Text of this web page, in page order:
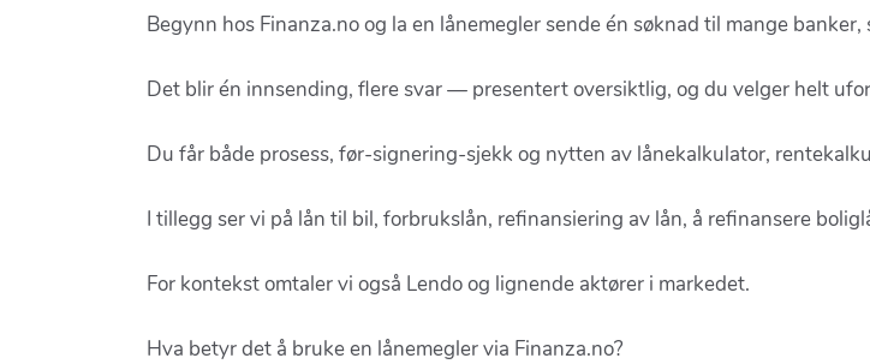
Begynn hos Finanza.no og la en lånemegler sende én søknad til mange
Det blir én innsending, flere svar — presentert oversiktlig, og du velger helt
Du får både prosess, før-signering-sjekk og nytten av lånekalkulator,
I tillegg ser vi på lån til bil, forbrukslån, refinansiering av lån, å refinansere
For kontekst omtaler vi også Lendo og lignende aktører i markedet.
Hva betyr det å bruke en lånemegler via Finanza.no?